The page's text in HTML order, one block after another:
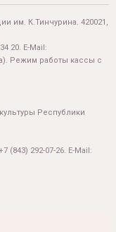
им. К.Тинчурина. 420021,
20. E-Mail:
Режим работы кассы с
Республики
(843) 292-07-26. E-Mail: